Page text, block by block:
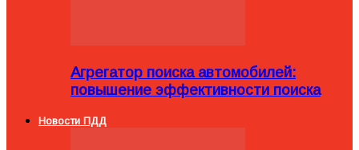
Агрегатор поиска автомобилей:
повышение эффективности поиска
Новости ПДД